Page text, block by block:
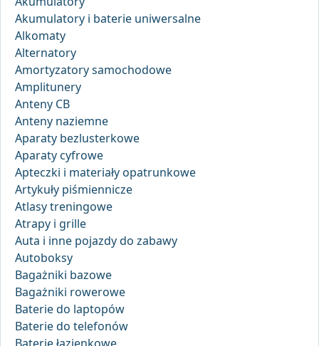
Akumulatory i baterie uniwersalne
Alkomaty
Alternatory
Amortyzatory samochodowe
Amplitunery
Anteny CB
Anteny naziemne
Aparaty bezlusterkowe
Aparaty cyfrowe
Apteczki i materiały opatrunkowe
Artykuły piśmiennicze
Atlasy treningowe
Atrapy i grille
Auta i inne pojazdy do zabawy
Autoboksy
Bagażniki bazowe
Bagażniki rowerowe
Baterie do laptopów
Baterie do telefonów